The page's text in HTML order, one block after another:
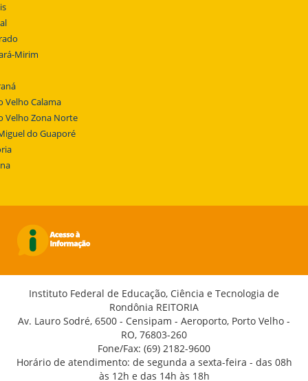
Mirim
Velho Calama
Velho Zona Norte
do Guaporé
Instituto Federal de Educação, Ciência e Tecnologia de
Rondônia REITORIA
Av. Lauro Sodré, 6500 - Censipam - Aeroporto, Porto Velho -
RO, 76803-260
Fone/Fax: (69) 2182-9600
Horário de atendimento: de segunda a sexta-feira - das 08h
às 12h e das 14h às 18h